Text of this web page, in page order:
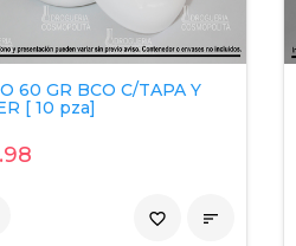
60 GR BCO C/TAPA Y
[ 10 pza]

favorite_border